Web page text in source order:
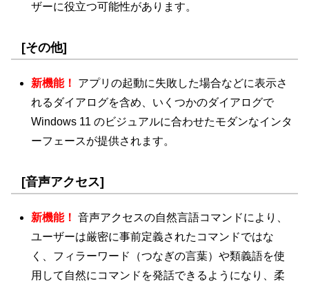
ザーに役立つ可能性があります。
[その他]
新機能！
アプリの起動に失敗した場合などに表示さ
れるダイアログを含め、いくつかのダイアログで
Windows 11 のビジュアルに合わせたモダンなインタ
ーフェースが提供されます。
[音声アクセス]
新機能！ 音声アクセスの自然言語コマンドにより、
ユーザーは厳密に事前定義されたコマンドではな
く、フィラーワード（つなぎの言葉）や類義語を使
用して自然にコマンドを発話できるようになり、柔